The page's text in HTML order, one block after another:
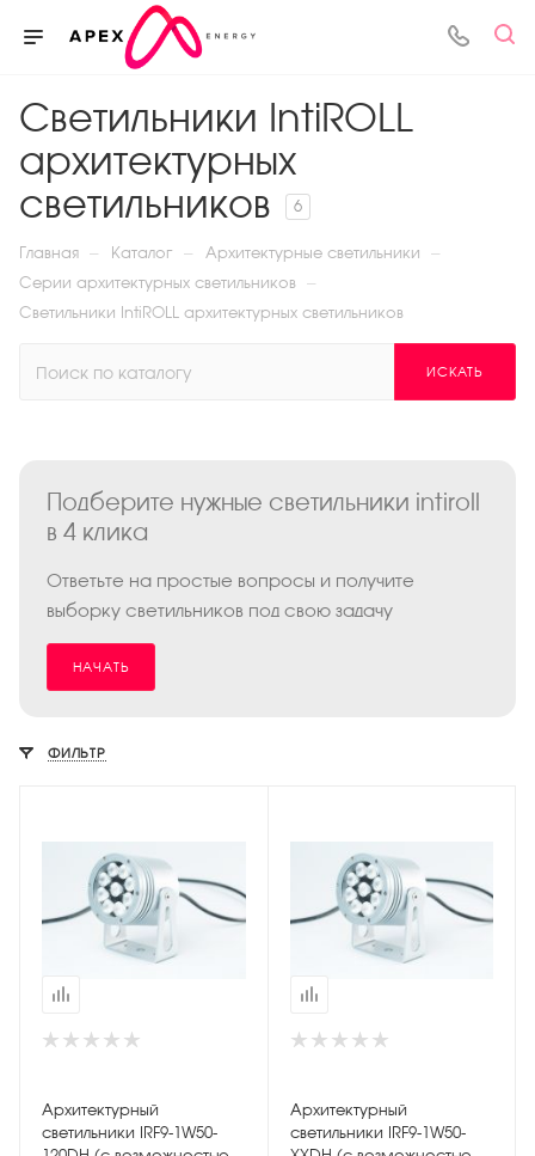
Светильники IntiROLL
архитектурных
светильников
6
Главная — Каталог — Архитектурные светильники —
Серии архитектурных светильников —
Светильники IntiROLL архитектурных светильников
ИСКАТЬ
Подберите нужные светильники intiroll
в 4 клика
Ответьте на простые вопросы и получите
выборку светильников под свою задачу
НАЧАТЬ
ФИЛЬТР
Архитектурный
светильники IRF9-1W50-
Архитектурный
светильники IRF9-1W50-